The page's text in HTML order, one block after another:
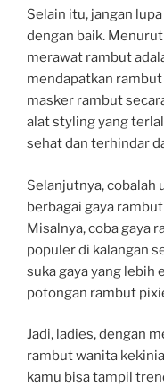
Selain itu, jangan
dengan baik.
merawat rambut
mendapatkan rambut
masker rambut
alat styling yang
sehat dan terhindar
Selanjutnya, cobalah
berbagai gaya
Misalnya, coba gaya
populer di kalangan
suka gaya yang lebih
potongan rambut
Jadi, ladies, dengan
rambut wanita
kamu bisa tampil